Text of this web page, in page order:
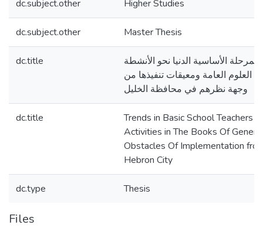
dc.subject.other Higher Studies
dc.subject.other Master Thesis
dc.title
الأساسية الدنيا نحو الأنشطة
العلوم العامة ومعيقات تنفيذها من
وجهة نظرهم في محافظة الخليل
dc.title
Trends in Basic School Teachers
Activities in The Books Of
Obstacles Of Implementation
Hebron City
dc.type Thesis
Files